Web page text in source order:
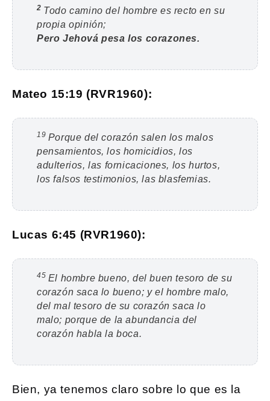
2 Todo camino del hombre es recto en su
propia opinión;
Pero Jehová pesa los corazones.
Mateo 15:19 (RVR1960):
19 Porque del corazón salen los malos
pensamientos, los homicidios, los
adulterios, las fornicaciones, los hurtos,
los falsos testimonios, las blasfemias.
Lucas 6:45 (RVR1960):
45 El hombre bueno, del buen tesoro de su
corazón saca lo bueno; y el hombre malo,
del mal tesoro de su corazón saca lo
malo; porque de la abundancia del
corazón habla la boca.
Bien, ya tenemos claro sobre lo que es la